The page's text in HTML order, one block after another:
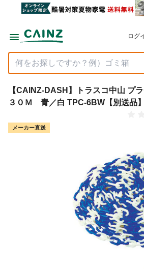
ログ
【CAINZ-DASH】トラスコ中山 プ
３０Ｍ 青／白 TPC-6BW【別送品】
メーカー直送